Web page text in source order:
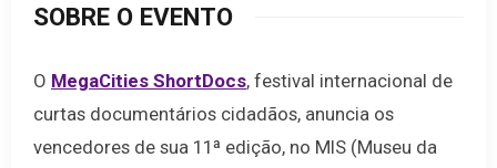
SOBRE O EVENTO
O MegaCities ShortDocs, festival internacional de
curtas documentários cidadãos, anuncia os
vencedores de sua 11ª edição, no MIS (Museu da